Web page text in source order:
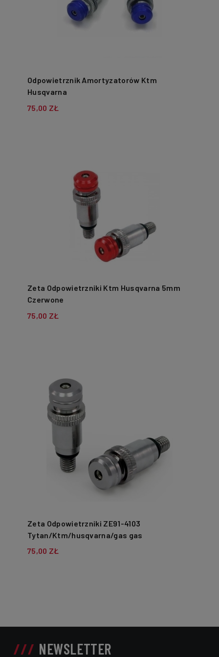
Odpowietrznik Amortyzatorów Ktm
Husqvarna
75,00 ZŁ
Zeta Odpowietrzniki Ktm Husqvarna 5mm
Czerwone
75,00 ZŁ
Zeta Odpowietrzniki ZE91-4103
Tytan/Ktm/husqvarna/gas gas
75,00 ZŁ
NEWSLETTER